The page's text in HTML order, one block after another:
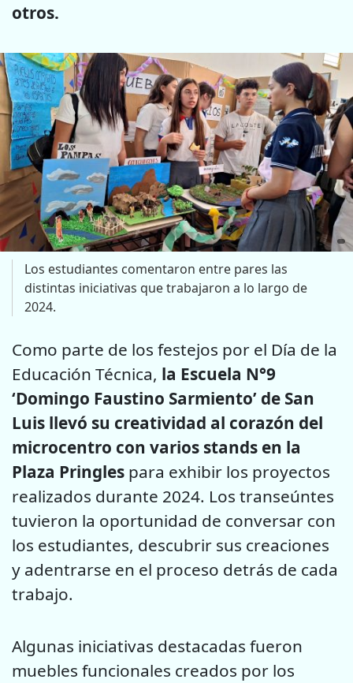
otros.
Los estudiantes comentaron entre pares las
distintas iniciativas que trabajaron a lo largo de
2024.
Como parte de los festejos por el Día de la
Educación Técnica, la Escuela N°9
‘Domingo Faustino Sarmiento’ de San
Luis llevó su creatividad al corazón del
microcentro con varios stands en la
Plaza Pringles para exhibir los proyectos
realizados durante 2024. Los transeúntes
tuvieron la oportunidad de conversar con
los estudiantes, descubrir sus creaciones
y adentrarse en el proceso detrás de cada
trabajo.
Algunas iniciativas destacadas fueron
muebles funcionales creados por los